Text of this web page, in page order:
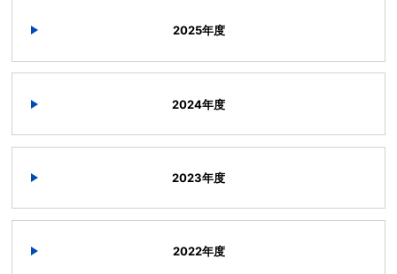
2025年度
2024年度
2023年度
2022年度